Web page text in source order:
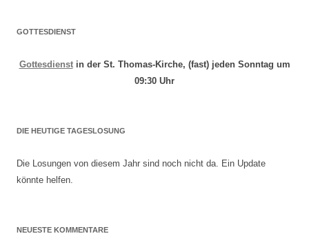
GOTTESDIENST
Gottesdienstin der St. Thomas-Kirche, (fast) jeden Sonntag um
09:30 Uhr
DIE HEUTIGE TAGESLOSUNG
Die Losungen von diesem Jahr sind noch nicht da. Ein Update
könnte helfen.
NEUESTE KOMMENTARE